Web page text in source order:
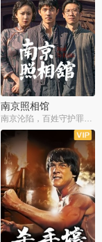
南京照相馆
南京沦陷，百姓守护罪证底片